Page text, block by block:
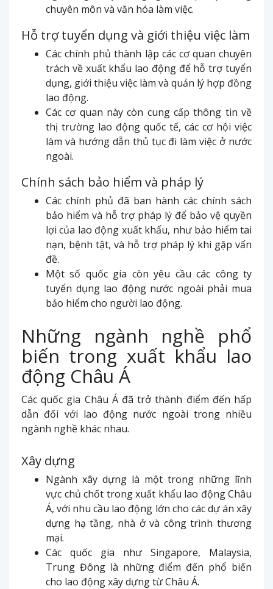
chuyên môn và văn hóa làm việc.
Hỗ trợ tuyển dụng và giới thiệu việc làm
Các chính phủ thành lập các cơ quan chuyên
trách về xuất khẩu lao động để hỗ trợ tuyển
dụng, giới thiệu việc làm và quản lý hợp đồng
lao động.
Các cơ quan này còn cung cấp thông tin về
thị trường lao động quốc tế, các cơ hội việc
làm và hướng dẫn thủ tục đi làm việc ở nước
ngoài.
Chính sách bảo hiểm và pháp lý
Các chính phủ đã ban hành các chính sách
bảo hiểm và hỗ trợ pháp lý để bảo vệ quyền
lợi của lao động xuất khẩu, như bảo hiểm tai
nạn, bệnh tật, và hỗ trợ pháp lý khi gặp vấn
đề.
Một số quốc gia còn yêu cầu các công ty
tuyển dụng lao động nước ngoài phải mua
bảo hiểm cho người lao động.
Những ngành nghề phổ
biến trong xuất khẩu lao
động Châu Á
Các quốc gia Châu Á đã trở thành điểm đến hấp
dẫn đối với lao động nước ngoài trong nhiều
ngành nghề khác nhau.
Xây dựng
Ngành xây dựng là một trong những lĩnh
vực chủ chốt trong xuất khẩu lao động Châu
Á, với nhu cầu lao động lớn cho các dự án xây
dựng hạ tầng, nhà ở và công trình thương
mại.
Các quốc gia như Singapore, Malaysia,
Trung Đông là những điểm đến phổ biến
cho lao động xây dựng từ Châu Á.